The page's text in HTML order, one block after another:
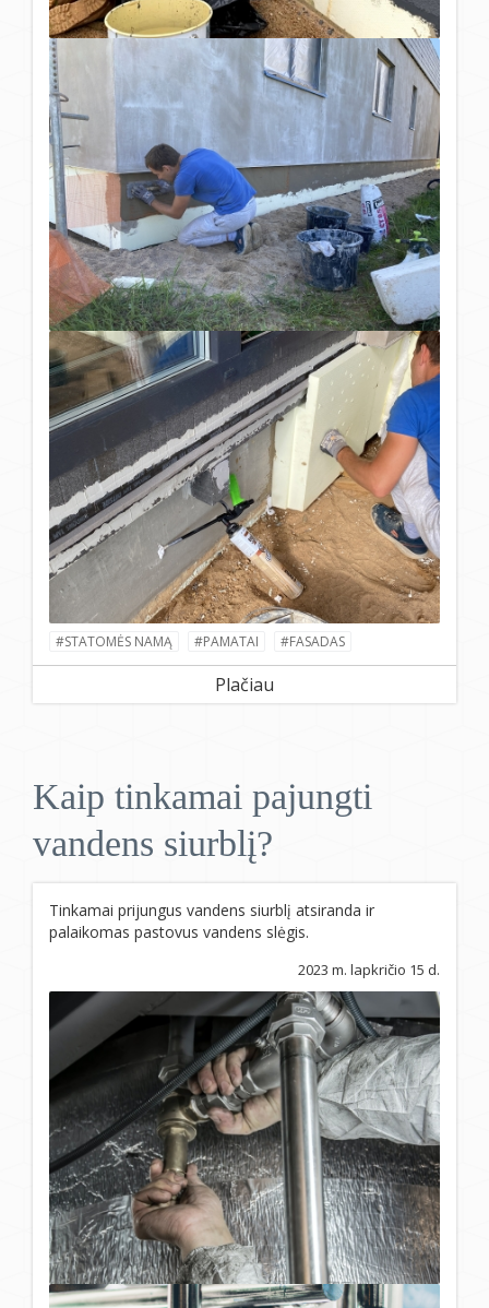
#STATOMĖS NAMĄ #PAMATAI #FASADAS
Plačiau
Kaip tinkamai pajungti
vandens siurblį?
Tinkamai prijungus vandens siurblį atsiranda ir
palaikomas pastovus vandens slėgis.
2023 m. lapkričio 15 d.